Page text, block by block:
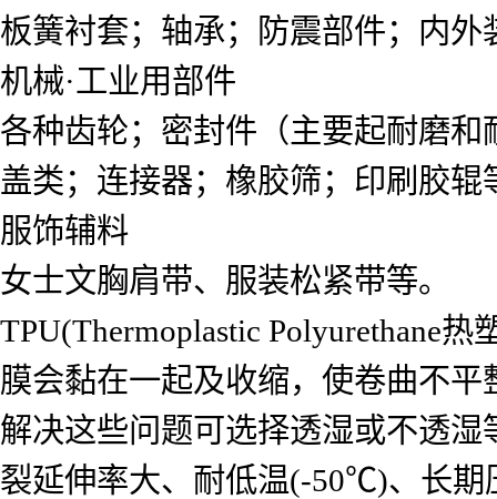
板簧衬套；轴承；防震部件；内外
机械·工业用部件
各种齿轮；密封件（主要起耐磨
盖类；连接器；橡胶筛；印刷胶辊
服饰辅料
女士文胸肩带、服装松紧带等。
TPU(Thermoplastic Polyurethane
膜会黏在一起及收缩，使卷曲不
解决这些问题可选择透湿或不透
裂延伸率大、耐低温(-50℃)、长期